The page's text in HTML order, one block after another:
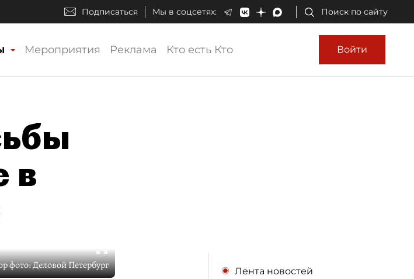
Подписаться Мы в соцсетях: Поиск по сайту
Мероприятия Реклама Кто есть Кто Войти
в
фото:Деловой Петербург Лента новостей